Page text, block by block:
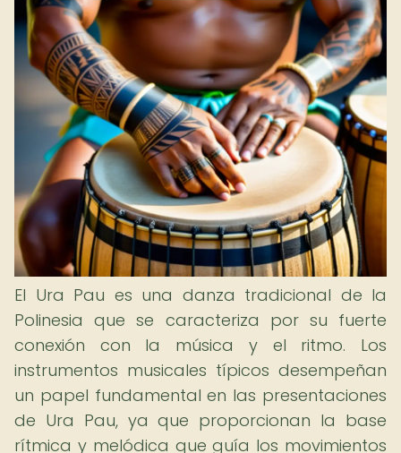
El Ura Pau es una danza tradicional de la
Polinesia que se caracteriza por su fuerte
conexión con la música y el ritmo. Los
instrumentos musicales típicos desempeñan
un papel fundamental en las presentaciones
de Ura Pau, ya que proporcionan la base
rítmica y melódica que guía los movimientos